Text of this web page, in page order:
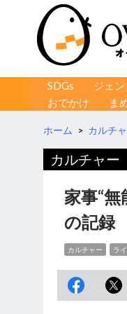
コンテンツへ移動
SDGs ジェ
おでかけ
ま
ホーム > カルチ
カルチャー
家事“
の記録
カルチャー ラ